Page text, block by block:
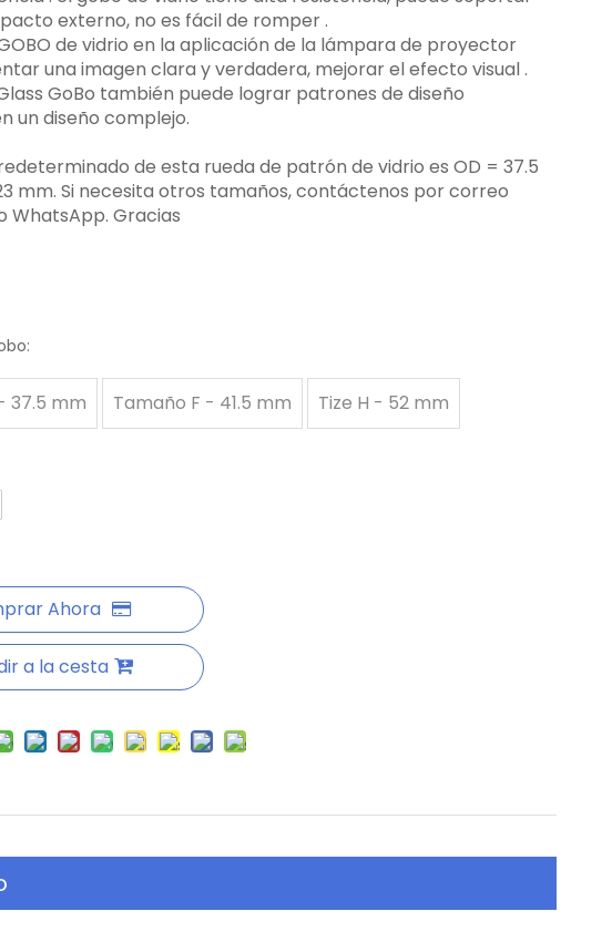
externo, no es fácil de romper ‌.
de vidrio en la aplicación de la lámpara de proyector
una imagen clara y verdadera, mejorar el efecto visual ‌.
GoBo también puede lograr patrones de diseño
un diseño complejo.
de esta rueda de patrón de vidrio es OD = 37.5
mm. Si necesita otros tamaños, contáctenos por correo
WhatsApp. Gracias
37.5 mm Tamaño F - 41.5 mm Tize H - 52 mm
Ahora
a la cesta